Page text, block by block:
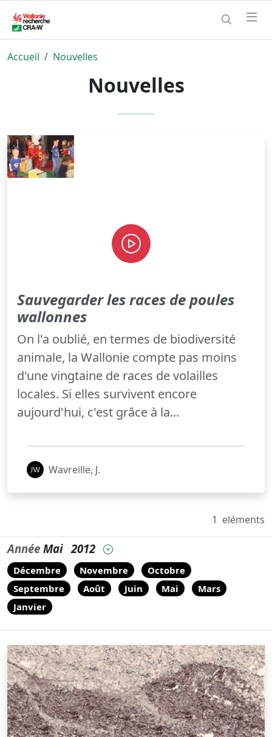
Accueil Nouvelles
Nouvelles
Sauvegarder les races de poules
wallonnes
On l'a oublié, en termes de biodiversité
animale, la Wallonie compte pas moins
d'une vingtaine de races de volailles
locales. Si elles survivent encore
aujourd'hui, c'est grâce à la...
Wavreille, J.
1 eléments
Année Mai 2012
Décembre Novembre
Octobre
Septembre
Août Juin Mai
Mars
Janvier